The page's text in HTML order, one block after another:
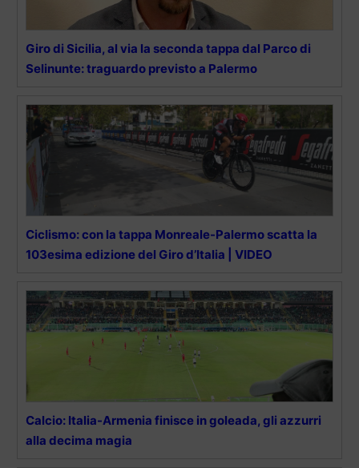
Giro di Sicilia, al via la seconda tappa dal Parco di
Selinunte: traguardo previsto a Palermo
Ciclismo: con la tappa Monreale-Palermo scatta la
103esima edizione del Giro d’Italia | VIDEO
Calcio: Italia-Armenia finisce in goleada, gli azzurri
alla decima magia